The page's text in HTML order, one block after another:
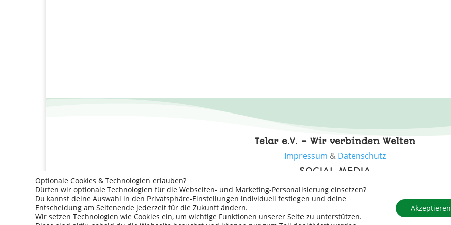
Telar e.V. – Wir verbinden Welten
Impressum & Datenschutz
SOCIAL MEDIA
Optionale Cookies & Technologien erlauben?
Dürfen wir optionale Technologien für die Webseiten- und Marketing-Personalisierung einsetzen?
Du kannst deine Auswahl in den Privatsphäre-Einstellungen individuell festlegen und deine
Entscheidung am Seitenende jederzeit für die Zukunft ändern.
Wir setzen Technologien wie Cookies ein, um wichtige Funktionen unserer Seite zu unterstützen.
Akzeptieren